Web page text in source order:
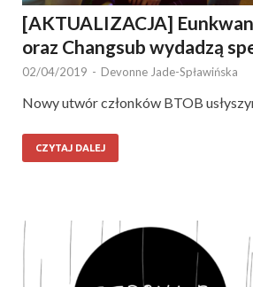
[AKTUALIZACJA]
oraz Changsub wydadzą
02/04/2019 - Devonne Jade-Spławińska
Nowy utwór członków BTOB
CZYTAJ DALEJ